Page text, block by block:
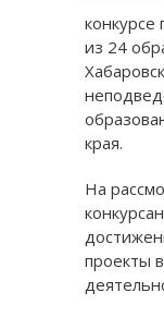
конкурсе
из 24
края.
На
проекты